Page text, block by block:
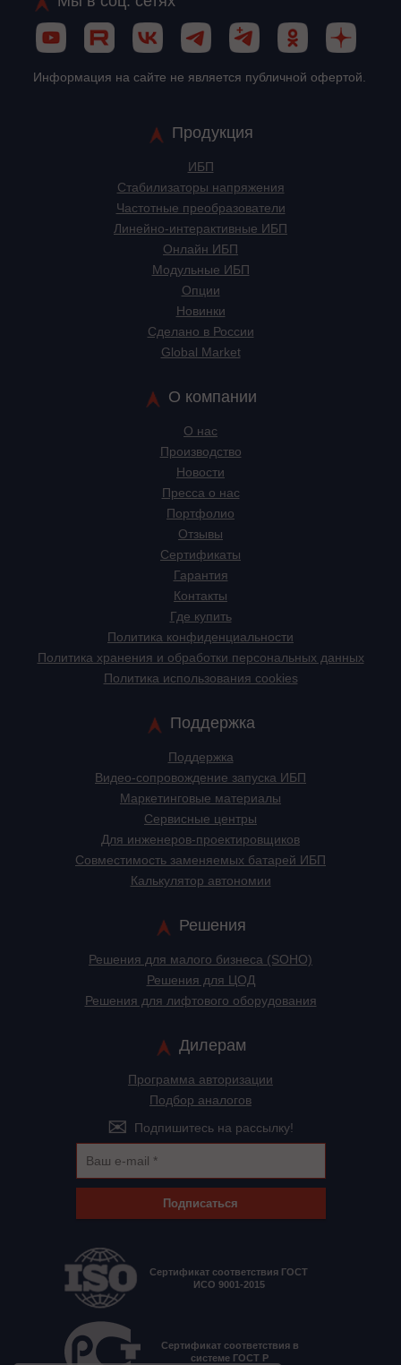
Информация на сайте не является публичной офертой.
Продукция
ИБП
Стабилизаторы напряжения
Частотные преобразователи
Линейно-интерактивные ИБП
Онлайн ИБП
Модульные ИБП
Опции
Новинки
Сделано в России
Global Market
О компании
О нас
Производство
Новости
Пресса о нас
Портфолио
Отзывы
Сертификаты
Гарантия
Контакты
Где купить
Политика конфиденциальности
Политика хранения и обработки персональных данных
Политика использования cookies
Поддержка
Поддержка
Видео-сопровождение запуска ИБП
Маркетинговые материалы
Сервисные центры
Для инженеров-проектировщиков
Cовместимость заменяемых батарей ИБП
Калькулятор автономии
Решения
Решения для малого бизнеса (SOHO)
Решения для ЦОД
Решения для лифтового оборудования
Дилерам
Программа авторизации
Подбор аналогов
Подпишитесь на рассылку!
Подписаться
Сертификат соответствия ГОСТ
ИСО 9001-2015
Сертификат соответствия в
системе ГОСТ Р